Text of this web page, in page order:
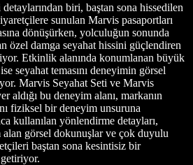
biri, baştan sona hissedilen
sunulan Marvis pasaportları
dönüşürken, yolculuğun sonunda
özel damga seyahat hissini güçlendiren
Etkinlik alanında konumlanan büyük
seyahat temasını deneyimin görsel
Marvis Seyahat Seti ve Marvis
aldığı bu deneyim alanı, markanın
fiziksel bir deneyim unsuruna
kullanılan yönlendirme detayları,
alan görsel dokunuşlar ve çok duyulu
baştan sona kesintisiz bir